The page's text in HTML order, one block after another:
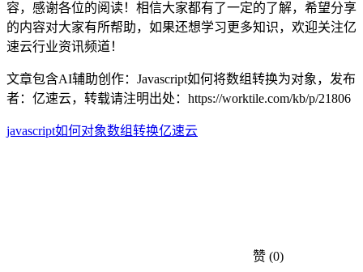
容，感谢各位的阅读！相信大家都有了一定的了解，希望分享
的内容对大家有所帮助，如果还想学习更多知识，欢迎关注亿
速云行业资讯频道！
文章包含AI辅助创作：Javascript如何将数组转换为对象，发布
者：亿速云，转载请注明出处： https://worktile.com/kb/p/21806
javascript如何对象数组转换亿速云
赞 (0)